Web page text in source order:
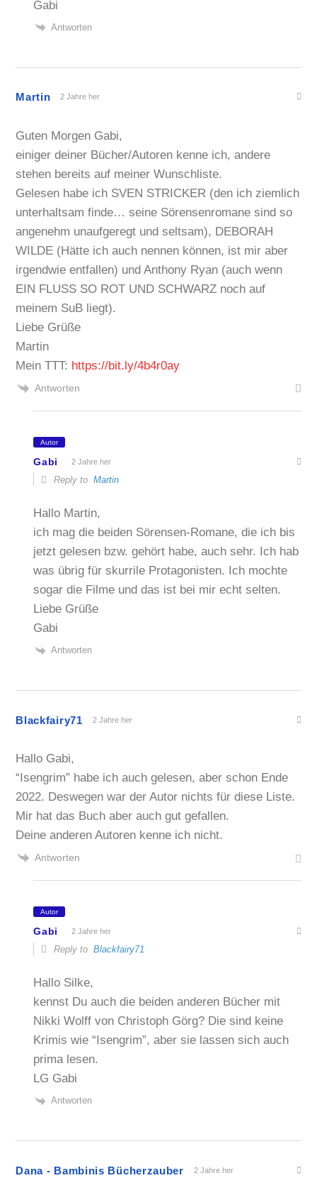
Gabi
Antworten
Martin 2 Jahre her
Guten Morgen Gabi,
einiger deiner Bücher/Autoren kenne ich, andere
stehen bereits auf meiner Wunschliste.
Gelesen habe ich SVEN STRICKER (den ich ziemlich
unterhaltsam finde… seine Sörensenromane sind so
angenehm unaufgeregt und seltsam), DEBORAH
WILDE (Hätte ich auch nennen können, ist mir aber
irgendwie entfallen) und Anthony Ryan (auch wenn
EIN FLUSS SO ROT UND SCHWARZ noch auf
meinem SuB liegt).
Liebe Grüße
Martin
Mein TTT: https://bit.ly/4b4r0ay
Antworten
Autor
Gabi 2 Jahre her
Reply toMartin
Hallo Martin,
ich mag die beiden Sörensen-Romane, die ich bis
jetzt gelesen bzw. gehört habe, auch sehr. Ich hab
was übrig für skurrile Protagonisten. Ich mochte
sogar die Filme und das ist bei mir echt selten.
Liebe Grüße
Gabi
Antworten
Blackfairy71 2 Jahre her
Hallo Gabi,
“Isengrim” habe ich auch gelesen, aber schon Ende
2022. Deswegen war der Autor nichts für diese Liste.
Mir hat das Buch aber auch gut gefallen.
Deine anderen Autoren kenne ich nicht.
Antworten
Autor
Gabi 2 Jahre her
Reply toBlackfairy71
Hallo Silke,
kennst Du auch die beiden anderen Bücher mit
Nikki Wolff von Christoph Görg? Die sind keine
Krimis wie “Isengrim”, aber sie lassen sich auch
prima lesen.
LG Gabi
Antworten
Dana - Bambinis Bücherzauber 2 Jahre her